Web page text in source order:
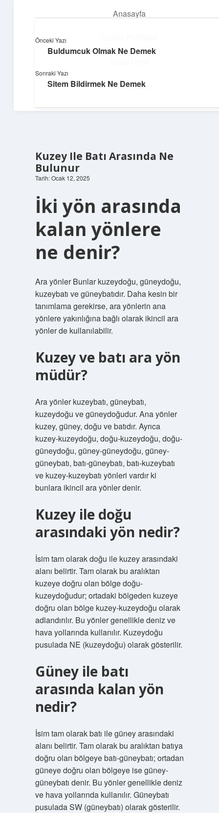
Anasayfa
Hakkımızda
Kuzey Ile Batı Arasında Ne
Bulunur
Tarih: Ocak 12, 2025
İki yön arasında
kalan yönlere
ne denir?
Ara yönler Bunlar kuzeydoğu, güneydoğu,
kuzeybatı ve güneybatıdır. Daha kesin bir
tanımlama gerekirse, ara yönlerin ana
yönlere yakınlığına bağlı olarak ikincil ara
yönler de kullanılabilir.
Kuzey ve batı ara yön
müdür?
Ara yönler kuzeybatı, güneybatı,
kuzeydoğu ve güneydoğudur. Ana yönler
kuzey, güney, doğu ve batıdır. Ayrıca
kuzey-kuzeydoğu, doğu-kuzeydoğu, doğu-
güneydoğu, güney-güneydoğu, güney-
güneybatı, batı-güneybatı, batı-kuzeybatı
ve kuzey-kuzeybatı yönleri vardır ki
bunlara ikincil ara yönler denir.
Kuzey ile doğu
arasındaki yön nedir?
İsim tam olarak doğu ile kuzey arasındaki
alanı belirtir. Tam olarak bu aralıktan
kuzeye doğru olan bölge doğu-
kuzeydoğudur; ortadaki bölgeden kuzeye
doğru olan bölge kuzey-kuzeydoğu olarak
adlandırılır. Bu yönler genellikle deniz ve
hava yollarında kullanılır. Kuzeydoğu
pusulada NE (kuzeydoğu) olarak gösterilir.
Güney ile batı
arasında kalan yön
nedir?
İsim tam olarak batı ile güney arasındaki
alanı belirtir. Tam olarak bu aralıktan batıya
doğru olan bölgeye batı-güneybatı; ortadan
güneye doğru olan bölgeye ise güney-
güneybatı denir. Bu yönler genellikle deniz
ve hava yollarında kullanılır. Güneybatı
pusulada SW (güneybatı) olarak gösterilir.
Önceki Yazı
Buldumcuk Olmak Ne Demek
Sonraki Yazı
Sitem Bildirmek Ne Demek